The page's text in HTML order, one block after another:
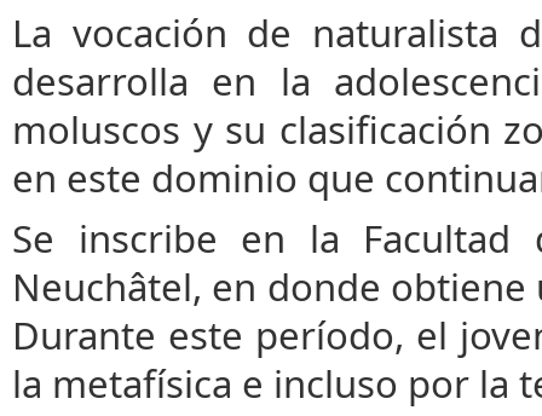
La vocación de naturalista
desarrolla en la
moluscos y su clasificación
en este dominio que
Se inscribe en la Facultad
Neuchâtel, en donde
Durante este período, el
la metafísica e incluso por la